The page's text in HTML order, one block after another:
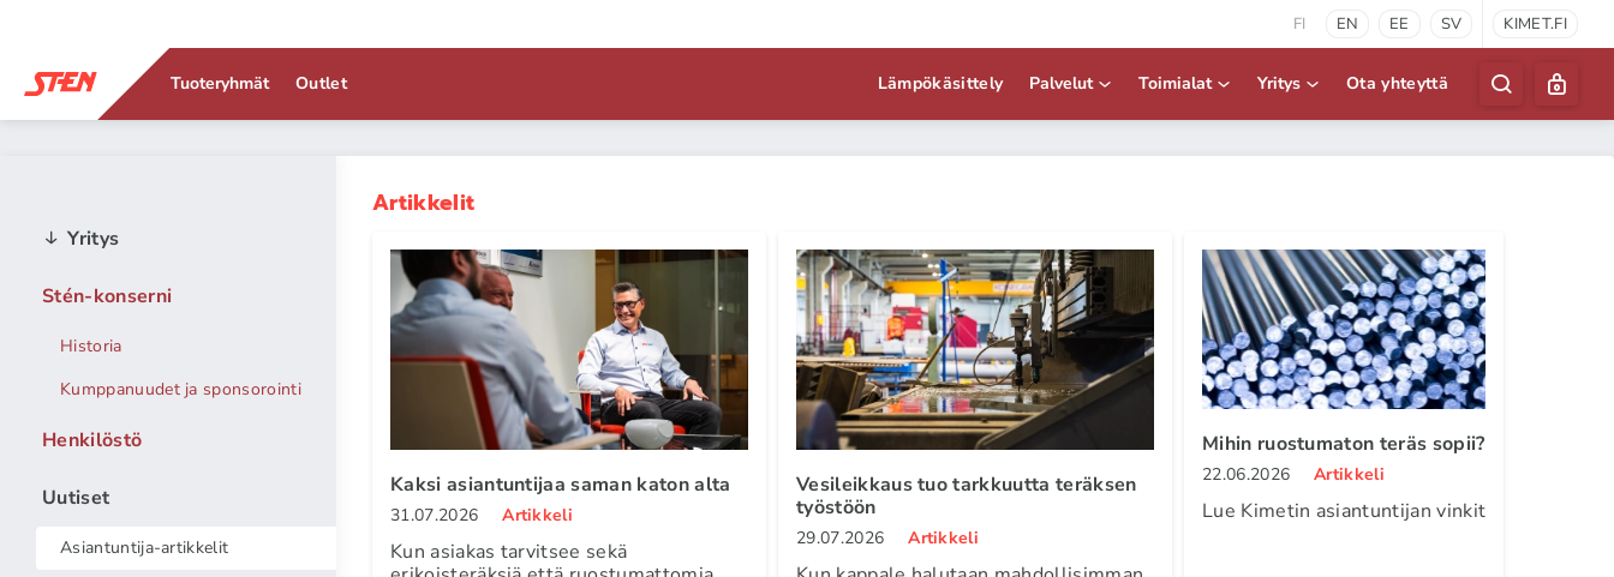
FI EN EE SV KIMET.FI
Tuoteryhmät Outlet Lämpökäsittely Palvelut Toimialat Yritys Ota yhteyttä
Yritys
Stén-konserni
Historia
Kumppanuudet ja sponsorointi
Henkilöstö
Uutiset
Asiantuntija-artikkelit
Artikkelit
Kaksi asiantuntijaa saman katon alta
31.07.2026 Artikkeli
Kun asiakas tarvitsee sekä
Vesileikkaus tuo tarkkuutta teräksen
työstöön
29.07.2026 Artikkeli
Mihin ruostumaton teräs sopii?
22.06.2026 Artikkeli
Lue Kimetin asiantuntijan vinkit